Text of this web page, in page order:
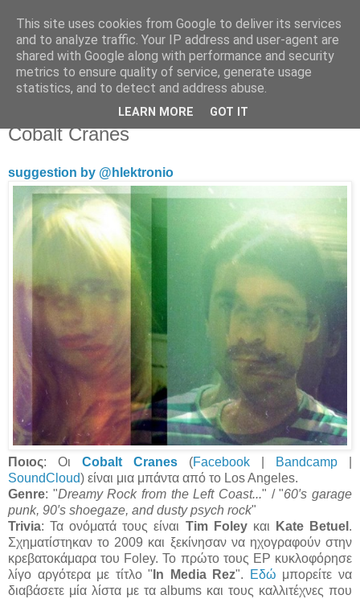
Άκου αυτό ♫
I listen to bands that don't even exist yet.
Cobalt Cranes
suggestion by @hlektronio
Ποιος: Οι Cobalt Cranes (Facebook Bandcamp
SoundCloud) είναι μια μπάντα από το Los Angeles.
Genre: "Dreamy Rock from the Left Coast..." / "60′s garage
punk, 90′s shoegaze, and dusty psych rock"
Trivia: Τα ονόματά τους είναι Tim Foleyκαι Kate Betuel .
Σχηματίστηκαν το 2009 και ξεκίνησαν να ηχογραφούν στην
κρεβατοκάμαρα του Foley. Το πρώτο τους EP κυκλοφόρησε
λίγο αργότερα με τίτλο " In Media Rez". Εδώ μπορείτε να
διαβάσετε μία λίστα με τα albums και τους καλλιτέχνες που
This site uses cookies from Google to deliver its services
and to analyze traffic. Your IP address and user-agent are
shared with Google along with performance and security
metrics to ensure quality of service, generate usage
statistics, and to detect and address abuse.
LEARN MORE GOT IT